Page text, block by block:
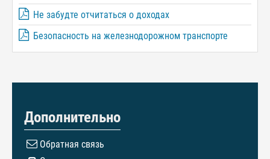
Не забудте отчитаться о доходах
Безопасность на железнодорожном транспорте
Дополнительно
Обратная связь